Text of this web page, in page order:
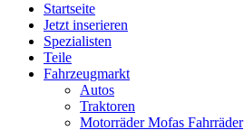
Startseite
Jetzt inserieren
Spezialisten
Teile
Fahrzeugmarkt
Autos
Traktoren
Motorräder Mofas Fahrräder